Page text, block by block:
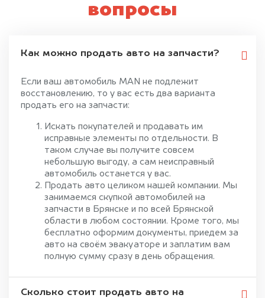
вопросы
Как можно продать авто на запчасти?
Если ваш автомобиль MAN не подлежит
восстановлению, то у вас есть два варианта
продать его на запчасти:
Искать покупателей и продавать им
исправные элементы по отдельности. В
таком случае вы получите совсем
небольшую выгоду, а сам неисправный
автомобиль останется у вас.
Продать авто целиком нашей компании. Мы
занимаемся скупкой автомобилей на
запчасти в Брянске и по всей Брянской
области в любом состоянии. Кроме того, мы
бесплатно оформим документы, приедем за
авто на своём эвакуаторе и заплатим вам
полную сумму сразу в день обращения.
Сколько стоит продать авто на